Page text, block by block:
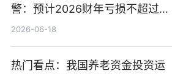
警：预计2026财年亏损不超过
1000万港元
2026-06-18
热门看点：我国养老资金投资运